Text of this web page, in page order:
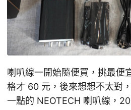
喇叭線一開始隨便買，挑最便
格才 60 元，後來想想不太對
一點的 NEOTECH 喇叭線，